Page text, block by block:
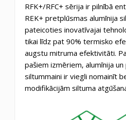
RFK+/RFC+ sērija ir pilnībā
REK+ pretplūsmas alumīnija
pateicoties inovatīvajai
tikai līdz pat 90% termisko
augstu mitruma efektivitāti.
pašiem izmēriem, alumīnija
siltummaini ir viegli nomainīt
modifikācijām siltuma